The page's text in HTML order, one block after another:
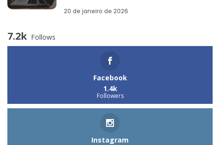
20 de janeiro de 2026
7.2k Follows
Facebook
1.4k
Followers
Instagram